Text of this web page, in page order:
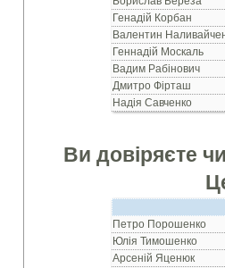
Генадій Корбан
Валентин
Геннадій Москаль
Вадим Рабінович
Дмитро Фірташ
Надія Савченко
Ви довіряєте
Петро Порошенко
Юлія Тимошенко
Арсеній Яценюк